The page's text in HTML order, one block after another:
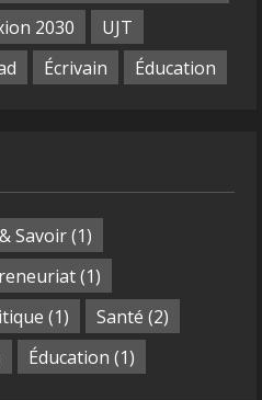
2030
UJT
Écrivain Éducation
Savoir(1)
(1)
(1) Santé (2)
Éducation (1)